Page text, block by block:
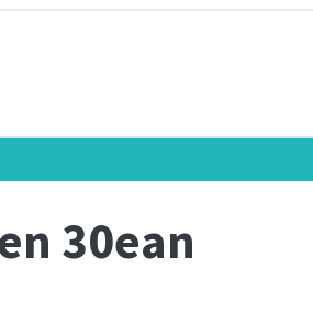
30ean